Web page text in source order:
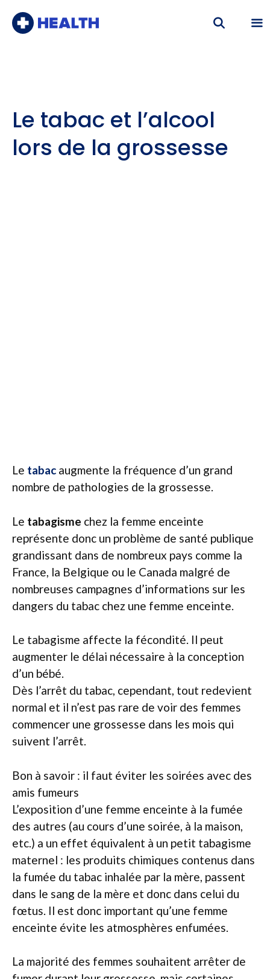
Le tabac et l’alcool
lors de la grossesse
Le tabac augmente la fréquence d’un grand
nombre de pathologies de la grossesse.
Le tabagisme chez la femme enceinte
représente donc un problème de santé publique
grandissant dans de nombreux pays comme la
France, la Belgique ou le Canada malgré de
nombreuses campagnes d’informations sur les
dangers du tabac chez une femme enceinte.
Le tabagisme affecte la fécondité. Il peut
augmenter le délai nécessaire à la conception
d’un bébé.
Dès l’arrêt du tabac, cependant, tout redevient
normal et il n’est pas rare de voir des femmes
commencer une grossesse dans les mois qui
suivent l’arrêt.
Bon à savoir : il faut éviter les soirées avec des
amis fumeurs
L’exposition d’une femme enceinte à la fumée
des autres (au cours d’une soirée, à la maison,
etc.) a un effet équivalent à un petit tabagisme
maternel : les produits chimiques contenus dans
la fumée du tabac inhalée par la mère, passent
dans le sang de la mère et donc dans celui du
fœtus. Il est donc important qu’une femme
enceinte évite les atmosphères enfumées.
La majorité des femmes souhaitent arrêter de